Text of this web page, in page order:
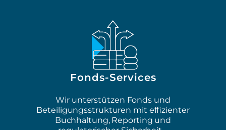
Fonds-Services
Wir unterstützen Fonds und
Beteiligungsstrukturen mit effizienter
Buchhaltung, Reporting und